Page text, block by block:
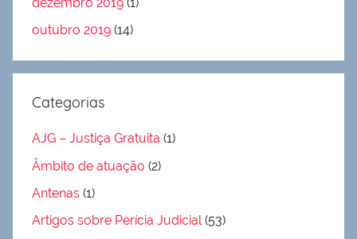
outubro 2019 (14)
Categorias
AJG – Justiça Gratuita (1)
Âmbito de atuação (2)
Antenas (1)
Artigos sobre Perícia Judicial(53)